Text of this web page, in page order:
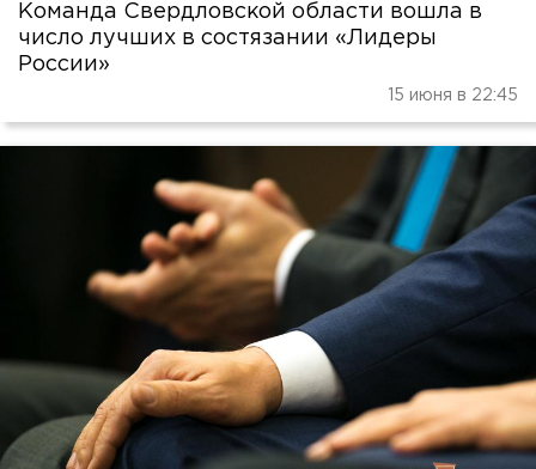
Команда Свердловской области вошла в
число лучших в состязании «Лидеры
России»
15 июня в 22:45